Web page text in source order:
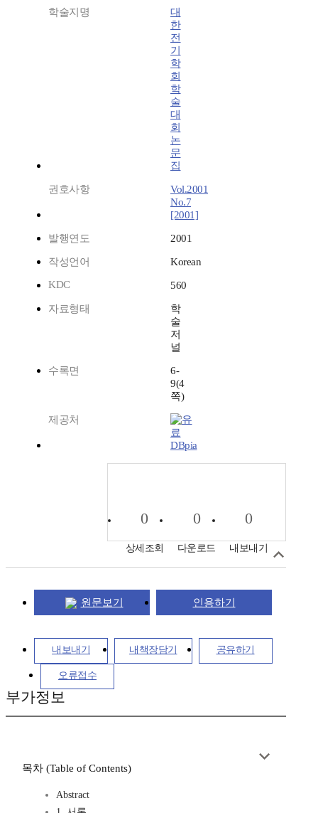
학술지명
대
한
전
기
학
회
학
술
대
회
논
문
집
권호사항
Vol.2001
No.7
[2001]
발행연도 2001
작성언어
Korean
KDC
560
자료형태
학
술
저
널
수록면
6-
9(4
쪽)
제공처
DBpia
0
상세조회
0
다운로드
0
내보내기
원문보기 인용하기
내보내기 내책장담기 공유하기
오류접수
부가정보
목차 (Table of Contents)
Abstract